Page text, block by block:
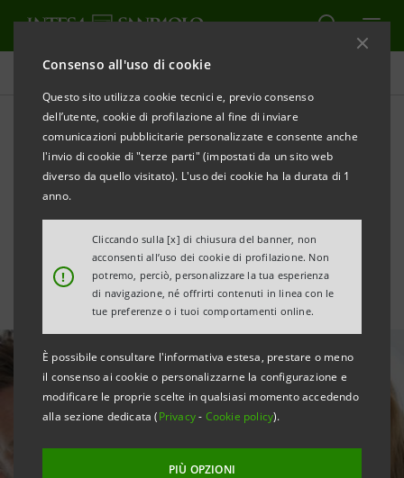
Consenso all'uso di cookie
Questo sito utilizza cookie tecnici e, previo consenso
dell’utente, cookie di profilazione al fine di inviare
comunicazioni pubblicitarie personalizzate e consente anche
l'invio di cookie di "terze parti" (impostati da un sito web
diverso da quello visitato). L'uso dei cookie ha la durata di 1
anno.
!
Cliccando sulla [x] di chiusura del banner, non
acconsenti all’uso dei cookie di profilazione. Non
potremo, perciò, personalizzare la tua esperienza
di navigazione, né offrirti contenuti in linea con le
tue preferenze o i tuoi comportamenti online.
È possibile consultare l'informativa estesa, prestare o meno
il consenso ai cookie o personalizzarne la configurazione e
modificare le proprie scelte in qualsiasi momento accedendo
alla sezione dedicata (Privacy- Cookie policy).
PIÙ OPZIONI
Tutte le news
Indagine sul Risparmio degli
italiani: le famiglie e la sfida
dell’inflazione